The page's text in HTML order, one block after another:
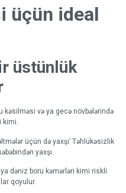
üçün ideal
üstünlük
kəsilməsi və ya gecə növbələrində
kimi.
üçün də yaxşı’ Təhlükəsizlik
yaxşı.
dəniz boru kəmərləri kimi riskli
qoyulur.